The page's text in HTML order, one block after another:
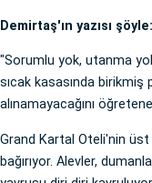
Demirtaş'ın yazısı şöyle:
"Sorumlu yok, utanma
sıcak kasasında birikmiş
alınamayacağını
Grand Kartal Oteli'nin üst
bağırıyor. Alevler,